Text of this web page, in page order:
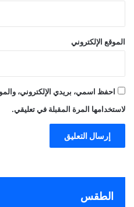
الموقع الإلكتروني
احفظ اسمي، بريدي الإلكتروني،
لاستخدامها المرة المقبلة في تعليقي.
الطقس